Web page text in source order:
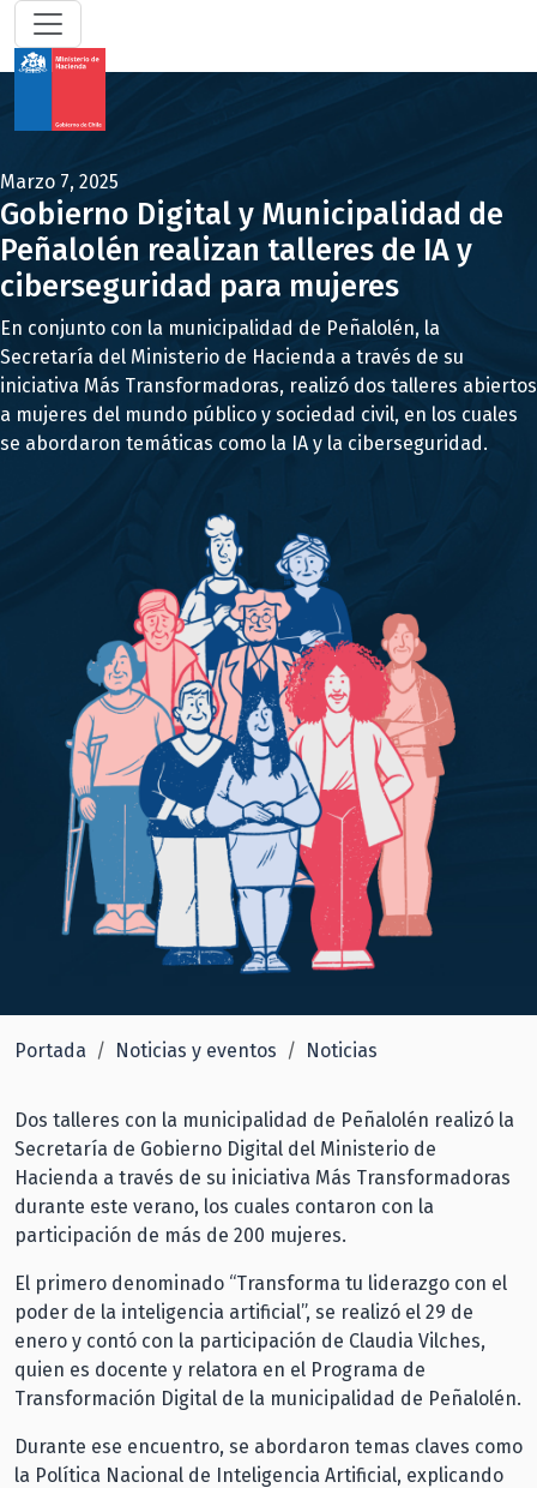
Marzo 7, 2025
Gobierno Digital y Municipalidad de
Peñalolén realizan talleres de IA y
ciberseguridad para mujeres
En conjunto con la municipalidad de Peñalolén, la
Secretaría del Ministerio de Hacienda a través de su
iniciativa Más Transformadoras, realizó dos talleres abiertos
a mujeres del mundo público y sociedad civil, en los cuales
se abordaron temáticas como la IA y la ciberseguridad.
Portada Noticias y eventos Noticias
Dos talleres con la municipalidad de Peñalolén realizó la
Secretaría de Gobierno Digital del Ministerio de
Hacienda a través de su iniciativa Más Transformadoras
durante este verano, los cuales contaron con la
participación de más de 200 mujeres.
El primero denominado “Transforma tu liderazgo con el
poder de la inteligencia artificial”, se realizó el 29 de
enero y contó con la participación de Claudia Vilches,
quien es docente y relatora en el Programa de
Transformación Digital de la municipalidad de Peñalolén.
Durante ese encuentro, se abordaron temas claves como
la Política Nacional de Inteligencia Artificial, explicando